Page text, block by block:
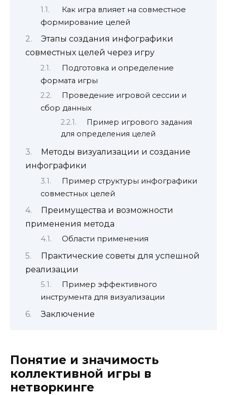
Как игра влияет на совместное
формирование целей
Этапы создания инфографики
совместных целей через игру
Подготовка и определение
формата игры
Проведение игровой сессии и
сбор данных
Пример игрового задания
для определения целей
Методы визуализации и создание
инфографики
Пример структуры инфографики
совместных целей
Преимущества и возможности
применения метода
Области применения
Практические советы для успешной
реализации
Пример эффективного
инструмента для визуализации
Заключение
Понятие и значимость
коллективной игры в
нетворкинге